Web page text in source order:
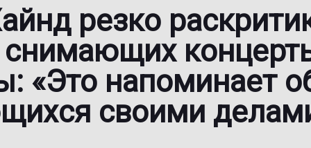
резко
снимающих
«Это напоминает
своими